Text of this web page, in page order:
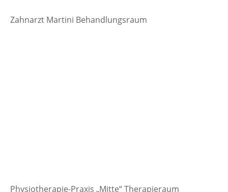
Zahnarzt Martini Behandlungsraum
Physiotherapie-Praxis „Mitte“ Therapieraum